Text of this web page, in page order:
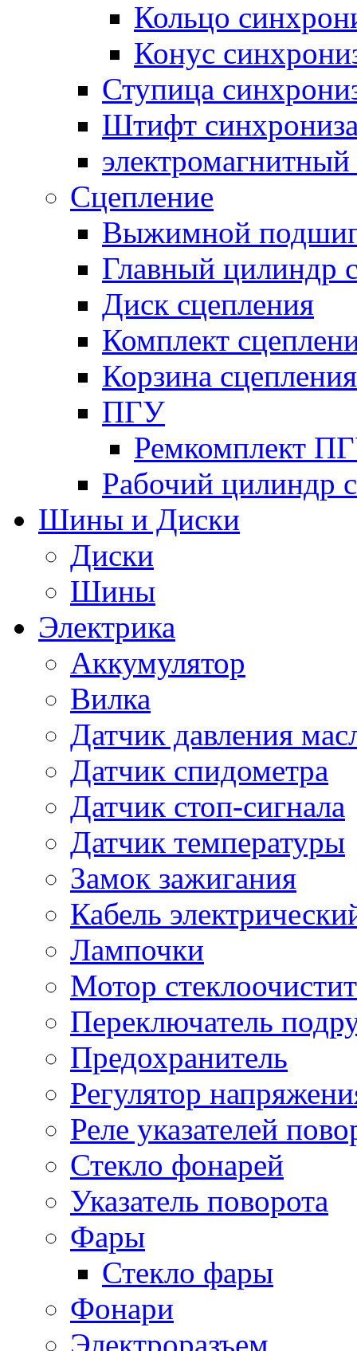
Кольцо
Конус
Ступица
Штифт
электромагнитный
Сцепление
Выжимной
Главный цилиндр
Диск сцепления
Комплект
Корзина сцепления
ПГУ
Ремкомплект
Рабочий цилиндр
Шины и Диски
Диски
Шины
Электрика
Аккумулятор
Вилка
Датчик давления
Датчик спидометра
Датчик стоп-сигнала
Датчик температуры
Замок зажигания
Кабель
Лампочки
Мотор
Переключатель
Предохранитель
Регулятор
Реле указателей
Стекло фонарей
Указатель поворота
Фары
Стекло фары
Фонари